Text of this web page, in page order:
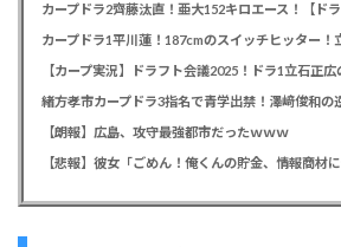
カープドラ2齊藤汰直！亜大152キロエース！【ドラ
【カープ実況】ドラフト会議2025！ドラ1立石正
【朗報】広島、攻守最強都市だったｗｗｗ